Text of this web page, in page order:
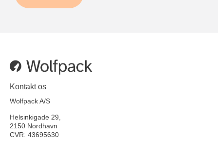
Kontakt os
Wolfpack A/S
Helsinkigade 29,
2150 Nordhavn
CVR: 43695630